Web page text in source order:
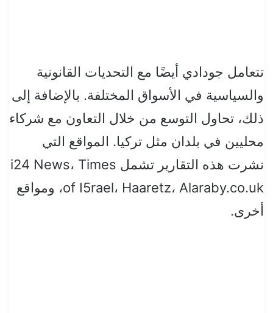
تتعامل جودادي أيضًا مع التحديات القانونية
والسياسية في الأسواق المختلفة. بالإضافة إلى
ذلك، تحاول التوسع من خلال التعاون مع شركاء
محليين في بلدان مثل تركيا. المواقع التي
نشرت هذه التقارير تشمل i24 News، Times
of I5rael، Haaretz، Alaraby.co.uk، ومواقع
أخرى.